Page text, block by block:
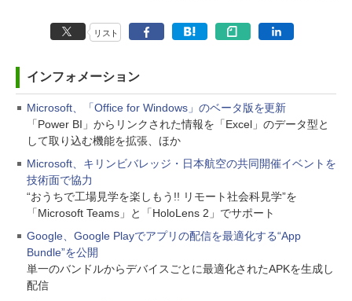
リスト
インフォメーション
Microsoft、「Office for Windows」のベータ版を更新
「Power BI」からリンクされた情報を「Excel」のデータ型と
して取り込む機能を拡張、ほか
Microsoft、キリンビバレッジ・日本航空の共同開催イベントを
技術面で協力
“おうちで工場見学を楽しもう!! リモート社会科見学”を
「Microsoft Teams」と「HoloLens 2」でサポート
Google、Google Playでアプリの配信を最適化する“App
Bundle”を公開
単一のバンドルからデバイスごとに最適化されたAPKを生成し
配信